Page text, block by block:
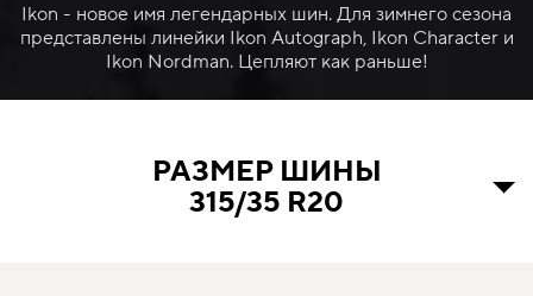
Ikon - новое имя легендарных шин. Для зимнего сезона
представлены линейки Ikon Autograph, Ikon Character и
Ikon Nordman. Цепляют как раньше!
РАЗМЕР ШИНЫ
315/35 R20